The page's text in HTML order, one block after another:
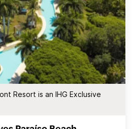
Resort is an IHG Exclusive